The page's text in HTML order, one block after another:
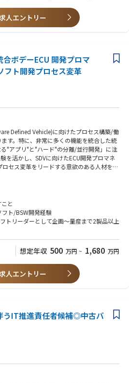
必要となる
マホアプリUI/UX設計及び検証・ハードとソ
ム実証実験 等
ングとロードマップの策定
マネジメント・予算管理
ント業務
ングを通した育成支援/人事評価を通した
気自動車（EV）と家庭・社会インフラ（電
を通信でつなぎ、相互にエネルギー／情報
ポジションでは、主にV2H（Vehicle-to-Ho
およびV2G（Vehicle-to-Grid：車と電力系統
ースを想定し、車両データや電力データ、
コネクテッドアプリ等を活用したスマート
値創出に取り組みます。
発において、戦略検討段階から実証実験ま
きます。
先等とのやり取りが発生します。
性もございます。
どを踏まえ、会社が定める業務への配置転
／SQL
ン管理ツール：Git／AWS（CodeCommi
／Docker／Shell／RESTful API／RDBMS
新しい社会インフラシステム・市場のた
発できます。V2Xの社会インフラを構成す
達成できないため多岐にわたる業種のパー
築する必要があり幅広い専門性を得られる
ャリアビジョンを目指せます。また自動車
・適性をお持ちの方
感いただける方
揮できる方
積極性をお持ちの方
人エントリー
合ボデーECU 開発プロマ
フト開発プロセス変革
Defined Vehicle)に向けたプロセス構築/働
す。特に、非常に多くの機能を統合した統
"アプリ"と"ハード"の分離/並行開発」に注
を活かし、SDVに向けたECU開発プロマネ
セス変革をリードする意欲のある人材を求
ロマネとして活躍頂きつつSDVに向けたソ
争力向上にリード頂ける能力と意欲があ
発マネジメント
トウェア開発正味率アップ
ヨタに不足する技術/進め方の問題を見極
立案
と
フト/BSW開発経験
トリーダーとして企画～量産まで2製品以上
クトマネージャとして10人以上のチームを
衝をした経験
有すること
率化させた経験
ずれかのECU開発経験
想定年収 500 万円 ~ 1,680 万円
人エントリー
うIT推進責任者候補◎中古バ